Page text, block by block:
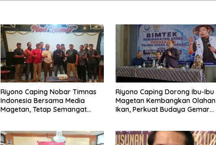
Riyono Caping Nobar Timnas
Indonesia Bersama Media
Magetan, Tetap Semangat
Riyono Caping Dorong Ibu-Ibu
Magetan Kembangkan Olahan
Ikan, Perkuat Budaya Gemar